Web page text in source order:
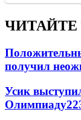
получил
Усик
Олимпиаду